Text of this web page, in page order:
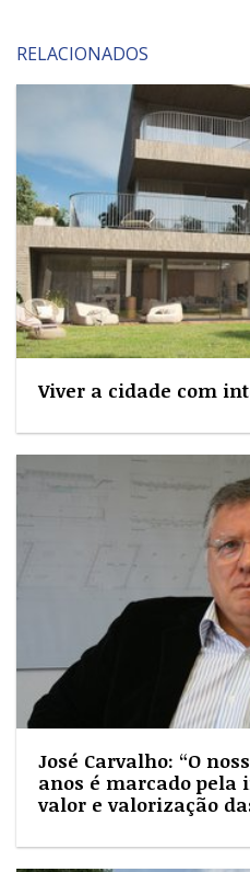
RELACIONADOS
Viver a cidade com
José Carvalho: “O
anos é marcado pela
valor e valorização